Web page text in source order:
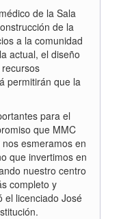
de la Sala
de la
a la comunidad
actual, el diseño
permitirán que la
para el
que MMC
esmeramos en
que invertimos en
nuestro centro
completo y
el licenciado José